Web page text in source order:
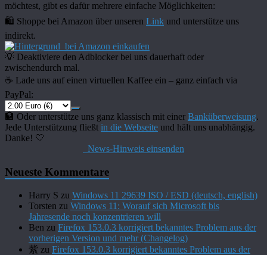
möchtest, gibt es dafür mehrere einfache Möglichkeiten:
🛍️ Shoppe bei Amazon über unseren Link und unterstütze uns
indirekt.
bei Amazon einkaufen
💡 Deaktiviere den Adblocker bei uns dauerhaft oder
zwischendurch mal.
☕️ Lade uns auf einen virtuellen Kaffee ein – ganz einfach via
PayPal:
🏦 Oder unterstütze uns ganz klassisch mit einer Banküberweisung.
Jede Unterstützung fließt in die Webseite und hält uns unabhängig.
Danke! 🤍
News-Hinweis einsenden
Neueste Kommentare
Harry S zu Windows 11 29639 ISO / ESD (deutsch, english)
Torsten zu Windows 11: Worauf sich Microsoft bis
Jahresende noch konzentrieren will
Ben zu Firefox 153.0.3 korrigiert bekanntes Problem aus der
vorherigen Version und mehr (Changelog)
紫 zu Firefox 153.0.3 korrigiert bekanntes Problem aus der